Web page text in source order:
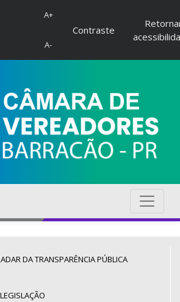
A+
A-
Contraste
DA TRANSPARÊNCIA PÚBLICA